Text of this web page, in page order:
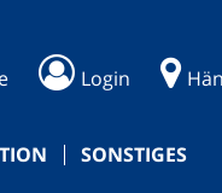
Login
SONSTIGES